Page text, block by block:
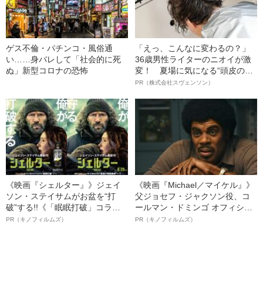
ゲス不倫・パチンコ・風俗通
い……身バレして「社会的に死
ぬ」新型コロナの恐怖
「えっ、こんなに変わるの？」
36歳男性ライターのニオイが激
変！ 夏場に気になる“頭皮のニ
オイ”や“ベタつき”を解消す
ト”が生み出した徹底ケアとは
PR（株式会社スヴェンソン）
《映画『シェルター』》ジェイ
ソン・ステイサムがお盆を“打
破”する!!《「眠眠打破」コラ
ボ》
PR（キノフィルムズ）
《映画『Michael／マイケル』》
父ジョセフ・ジャクソン役、コ
ールマン・ドミンゴ オフィシャ
ルインタビュー“観客を魅了した
PR（キノフィルムズ）